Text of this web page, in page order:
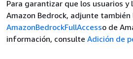
Para garantizar que los usuarios
Amazon Bedrock, adjunte
AmazonBedrockFullAccesso de
información, consulte Adición de